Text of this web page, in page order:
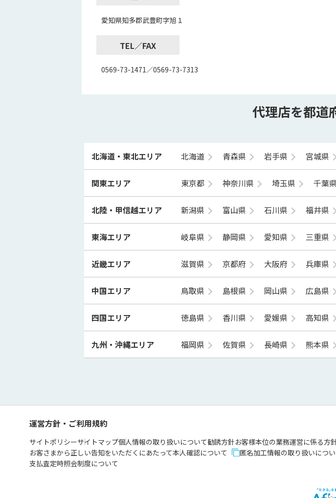
愛知県知多郡武豊町字旭１
TEL／FAX
0569-73-1471／0569-73-7313
代理店を都道
北海道・東北エリア 北海道 青森県 岩手県 宮城県
関東エリア 東京都 神奈川県 埼玉県 千葉県
北陸・甲信越エリア 新潟県 富山県 石川県 福井県
東海エリア 岐阜県 静岡県 愛知県 三重県
近畿エリア 滋賀県 京都府 大阪府 兵庫県
中国エリア 鳥取県 島根県 岡山県 広島県
四国エリア 徳島県 香川県 愛媛県 高知県
九州・沖縄エリア 福岡県 佐賀県 長崎県 熊本県
運営方針・ご利用規約
サイトポリシーサイトマップ個人情報の取り扱いについて勧誘方針お客様本位の業務運営に係る方
お客さまから正しい告知をいただくにあたって本人確認について 匿名加工情報の取り扱いにつ
支払査定時照会制度について